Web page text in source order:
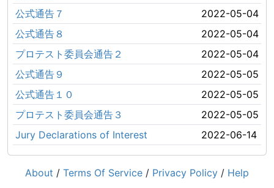
公式通告７
2022-05-04
公式通告８
2022-05-04
プロテスト委員会通告２
2022-05-04
公式通告９
2022-05-05
公式通告１０
2022-05-05
プロテスト委員会通告３
2022-05-05
Jury Declarations of Interest
2022-06-14
About / Terms Of Service / Privacy Policy / Help